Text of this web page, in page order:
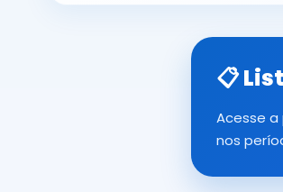
📋
Acesse
nos